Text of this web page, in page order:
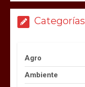
Categorías
Agro
Ambiente